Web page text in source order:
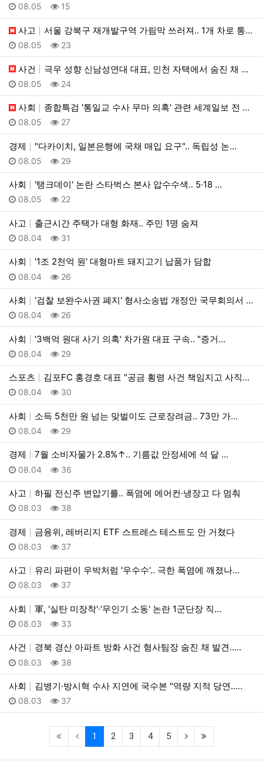
등록일
08.05 조회
15
사고 서울 강북구 재개발구역 가림막 쓰러져.. 1개 차로 통…
등록일
08.05 조회
23
사건 극우 성향 신남성연대 대표, 인천 자택에서 숨진 채 발…
등록일
08.05 조회
24
사회 종합특검 '통일교 수사 무마 의혹' 관련 세계일보 전 …
등록일
08.05 조회
27
경제 "다카이치, 일본은행에 국채 매입 요구".. 독립성 논…
등록일
08.05 조회
29
사회 '탱크데이' 논란 스타벅스 본사 압수수색.. 5·18 …
등록일
08.05 조회
22
사고 출근시간 주택가 대형 화재.. 주민 1명 숨져
등록일
08.04 조회
31
사회 '1조 2천억 원' 대형마트 돼지고기 납품가 담합
등록일
08.04 조회
26
사회 '검찰 보완수사권 폐지' 형사소송법 개정안 국무회의서 …
등록일
08.04 조회
26
사회 '3백억 원대 사기 의혹' 차가원 대표 구속.. "증거…
등록일
08.04 조회
29
스포츠 김포FC 홍경호 대표 "공금 횡령 사건 책임지고 사직서…
등록일
08.04 조회
30
사회 소득 5천만 원 넘는 맞벌이도 근로장려금.. 73만 가…
등록일
08.04 조회
29
경제 7월 소비자물가 2.8%↑.. 기름값 안정세에 석 달 …
등록일
08.04 조회
36
사고 하필 전신주 변압기를.. 폭염에 에어컨·냉장고 다 멈춰
등록일
08.03 조회
38
경제 금융위, 레버리지 ETF 스트레스 테스트도 안 거쳤다
등록일
08.03 조회
37
사고 유리 파편이 우박처럼 '우수수'.. 극한 폭염에 깨졌나…
등록일
08.03 조회
37
사회 軍, '실탄 미장착'·'무인기 소동' 논란 1군단장 직…
등록일
08.03 조회
33
사건 경북 경산 아파트 방화 사건 형사팀장 숨진 채 발견..…
등록일
08.03 조회
38
사회 김병기·방시혁 수사 지연에 국수본 "역량 지적 당연..…
등록일
08.03 조회
37
1 (current)
2 3 4 5 (next)